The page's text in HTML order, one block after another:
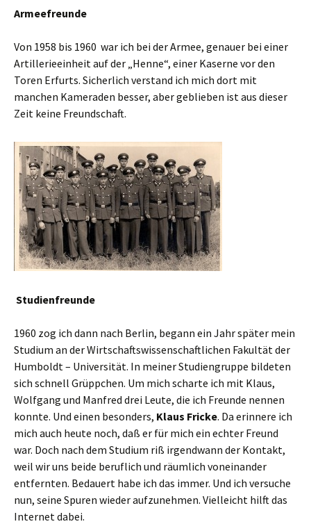
Armeefreunde
Von 1958 bis 1960 war ich bei der Armee, genauer bei einer
Artillerieeinheit auf der „Henne“, einer Kaserne vor den
Toren Erfurts. Sicherlich verstand ich mich dort mit
manchen Kameraden besser, aber geblieben ist aus dieser
Zeit keine Freundschaft.
Studienfreunde
1960 zog ich dann nach Berlin, begann ein Jahr später mein
Studium an der Wirtschaftswissenschaftlichen Fakultät der
Humboldt – Universität. In meiner Studiengruppe bildeten
sich schnell Grüppchen. Um mich scharte ich mit Klaus,
Wolfgang und Manfred drei Leute, die ich Freunde nennen
konnte. Und einen besonders, Klaus Fricke. Da erinnere ich
mich auch heute noch, daß er für mich ein echter Freund
war. Doch nach dem Studium riß irgendwann der Kontakt,
weil wir uns beide beruflich und räumlich voneinander
entfernten. Bedauert habe ich das immer. Und ich versuche
nun, seine Spuren wieder aufzunehmen. Vielleicht hilft das
Internet dabei.